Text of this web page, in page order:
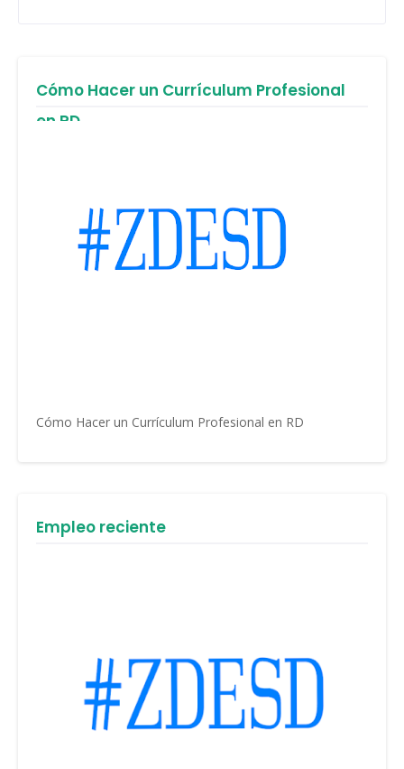
Cómo Hacer un Currículum Profesional
en RD
Cómo Hacer un Currículum Profesional en RD
Empleo reciente